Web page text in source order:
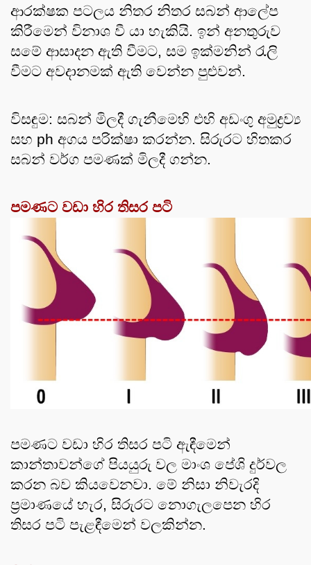
ආරක්ෂක පටලය නිතර නිතර සබන් ආලේප
කිරීමෙන් විනාශ වී යා හැකියි. ඉන් අනතුරුව
සමේ ආසාදන ඇති වීමට, සම ඉක්මනින් රැලි
වීමට අවදානමක් ඇති වෙන්න පුළුවන්.
විසඳුම: සබන් මිලදී ගැනීමෙහි එහි අඩංගු අමුද්‍රව්‍ය
සහ ph අගය පරික්ෂා කරන්න. සිරුරට හිතකර
සබන් වර්ග පමණක් මිලදී ගන්න.
පමණට වඩා හිර තිසර පටි
පමණට වඩා හිර තිසර පටි ඇඳීමෙන්
කාන්තාවන්ගේ පියයුරු වල මාංශ පේශි දුර්වල
කරන බව කියවෙනවා. මේ නිසා නිවැරදි
ප්‍රමාණයේ හැර, සිරුරට නොගැලපෙන හිර
තිසර පටි පැළඳීමෙන් වලකින්න.